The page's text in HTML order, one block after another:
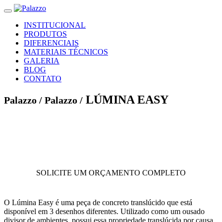
INSTITUCIONAL
PRODUTOS
DIFERENCIAIS
MATERIAIS TÉCNICOS
GALERIA
BLOG
CONTATO
Palazzo / Palazzo / LÚMINA EASY
SOLICITE UM ORÇAMENTO COMPLETO
O Lúmina Easy é uma peça de concreto translúcido que está
disponível em 3 desenhos diferentes. Utilizado como um ousado
divisor de ambientes, possui essa propriedade translúcida por causa